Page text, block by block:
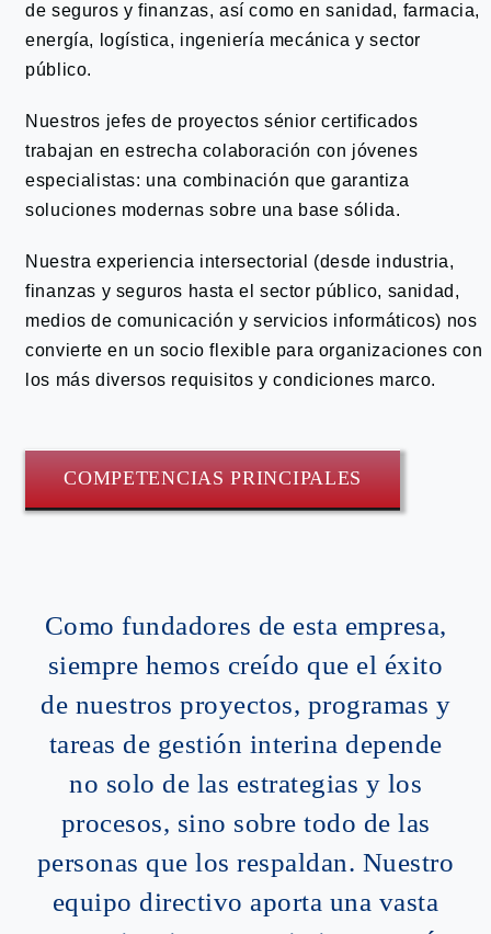
de seguros y finanzas, así como en sanidad, farmacia,
energía, logística, ingeniería mecánica y sector
público.
Nuestros jefes de proyectos sénior certificados
trabajan en estrecha colaboración con jóvenes
especialistas: una combinación que garantiza
soluciones modernas sobre una base sólida.
Nuestra experiencia intersectorial (desde industria,
finanzas y seguros hasta el sector público, sanidad,
medios de comunicación y servicios informáticos) nos
convierte en un socio flexible para organizaciones con
los más diversos requisitos y condiciones marco.
COMPETENCIAS PRINCIPALES
Como fundadores de esta empresa,
siempre hemos creído que el éxito
de nuestros proyectos, programas y
tareas de gestión interina depende
no solo de las estrategias y los
procesos, sino sobre todo de las
personas que los respaldan. Nuestro
equipo directivo aporta una vasta